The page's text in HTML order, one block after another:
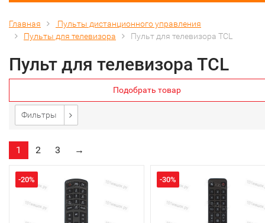
Главная
Пульты дистанционного управления
Пульты для телевизора
Пульт для телевизора TCL
Пульт для телевизора TCL
Подобрать товар
Фильтры
1 2 3 →
-20% -30%